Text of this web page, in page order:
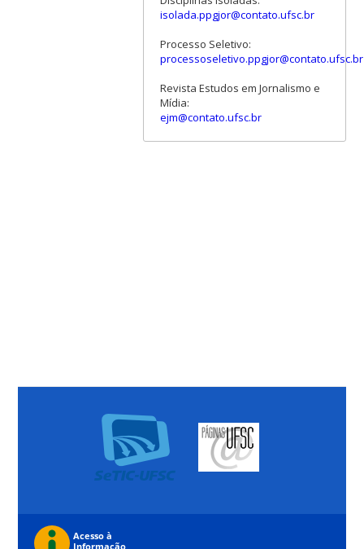
isolada.ppgjor@contato.ufsc.br
Processo Seletivo:
processoseletivo.ppgjor@contato.ufsc.br
Revista Estudos em Jornalismo e
Mídia:
ejm@contato.ufsc.br